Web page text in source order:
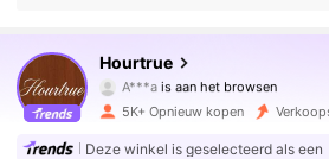
Hourtrue
A***ais aan het browsen
4.71
11K Volgers
5K+ Opnieuw kopen
Deze winkel is geselecteerd als een